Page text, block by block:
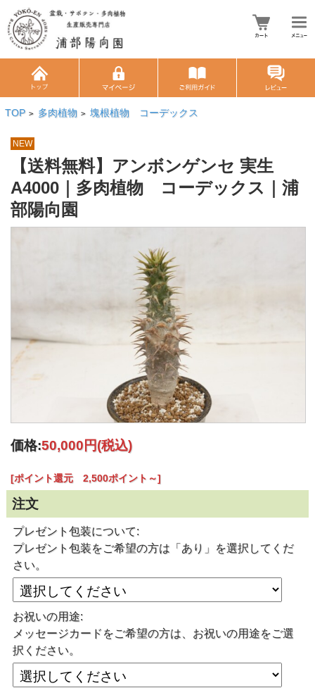
TOP > 多肉植物 > 塊根植物 コーデックス
NEW
【送料無料】アンボンゲンセ 実生
A4000｜多肉植物 コーデックス｜浦
部陽向園
価格:50,000円(税込)
[ポイント還元 2,500ポイント～]
注文
プレゼント包装について:
プレゼント包装をご希望の方は「あり」を選択してくだ
さい。
お祝いの用途:
メッセージカードをご希望の方は、お祝いの用途をご選
択ください。